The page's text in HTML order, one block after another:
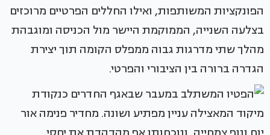
הפונקציות המשותפות, ואילו החללים הפרטיים מרוכזים
בצלעה השנייה, הממוקמת היישר מול הכניסה ומוגבהת
מהלך שתי מדרגות גבוה ממפלס הקומה תוך יצירת
הגדרה ברורה בין הציבורי והפרטי.